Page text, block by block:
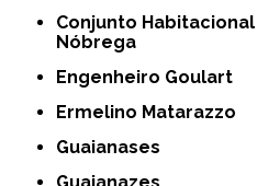
Conjunto Habitacional Padre Manoel da
Nóbrega
Engenheiro Goulart
Ermelino Matarazzo
Guaianases